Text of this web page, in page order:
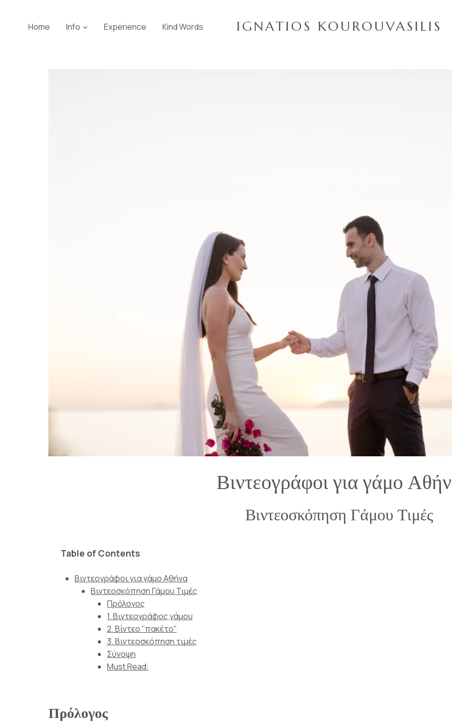
contentHome Info Experience Kind Words IGNATIOS KOUROUVASILIS
Βιντεογράφοι για γάμο
Βιντεοσκόπηση Γάμου Τιμές
Table of Contents
Βιντεογράφοι για γάμο Αθήνα
Βιντεοσκόπηση Γάμου Τιμές
Πρόλογος
1. Βιντεογράφος γάμου
2. Βίντεο ''πακέτο''
3. Βιντεοσκόπηση τιμές
Σύνοψη
Must Read:
Πρόλογος